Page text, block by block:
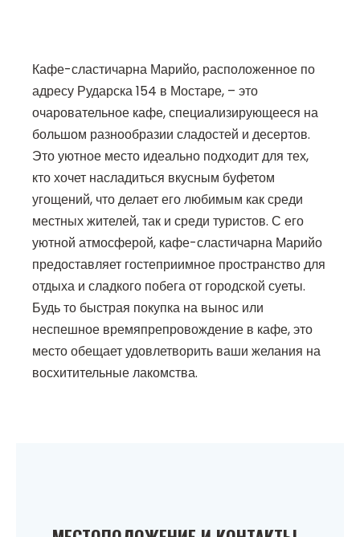
Кафе-сластичарна Марийо, расположенное по
адресу Рударска 154 в Мостаре, – это
очаровательное кафе, специализирующееся на
большом разнообразии сладостей и десертов.
Это уютное место идеально подходит для тех,
кто хочет насладиться вкусным буфетом
угощений, что делает его любимым как среди
местных жителей, так и среди туристов. С его
уютной атмосферой, кафе-сластичарна Марийо
предоставляет гостеприимное пространство для
отдыха и сладкого побега от городской суеты.
Будь то быстрая покупка на вынос или
неспешное времяпрепровождение в кафе, это
место обещает удовлетворить ваши желания на
восхитительные лакомства.